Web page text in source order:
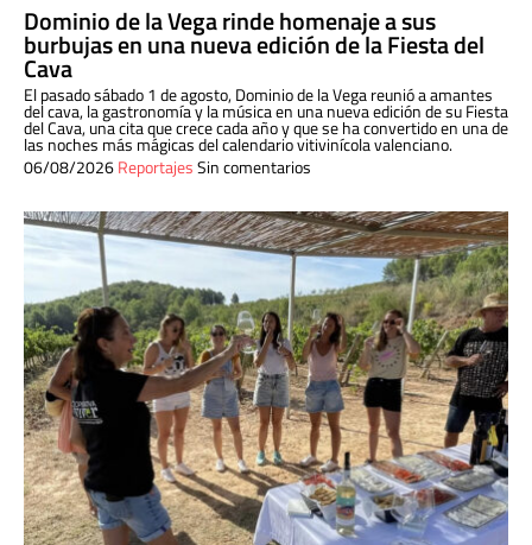
Dominio de la Vega rinde homenaje a sus
burbujas en una nueva edición de la Fiesta del
Cava
El pasado sábado 1 de agosto, Dominio de la Vega reunió a amantes
del cava, la gastronomía y la música en una nueva edición de su Fiesta
del Cava, una cita que crece cada año y que se ha convertido en una de
las noches más mágicas del calendario vitivinícola valenciano.
06/08/2026ReportajesSin comentarios